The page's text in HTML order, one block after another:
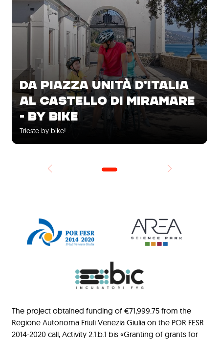
DA PIAZZA UNITÀ D'ITALIA
AL CASTELLO DI MIRAMARE
- BY BIKE
Trieste by bike!
The project obtained funding of €71,999.75 from the
Regione Autonoma Friuli Venezia Giulia on the POR FESR
2014-2020 call, Activity 2.1.b.1 bis «Granting of grants for